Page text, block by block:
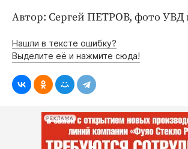
Автор: Сергей ПЕТРОВ, фото УВД
Нашли в тексте ошибку?
Выделите её и нажмите сюда!
РЕКЛАМА